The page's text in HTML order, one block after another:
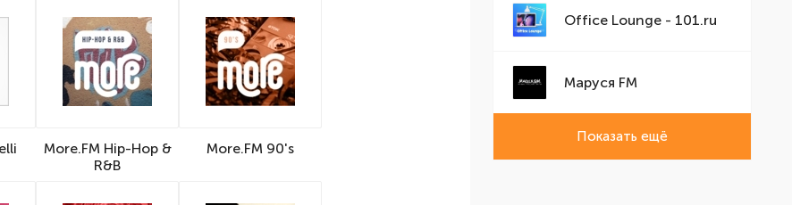
More.FM Hip-Hop &
R&B
More.FM 90's
Office Lounge - 101.ru
Маруся FM
Показать ещё